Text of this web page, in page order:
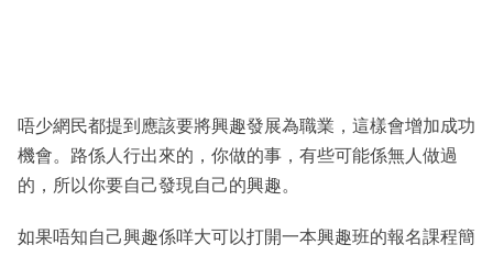
唔少網民都提到應該要將興趣發展為職業，這樣會增加成功
機會。路係人行出來的，你做的事，有些可能係無人做過
的，所以你要自己發現自己的興趣。
如果唔知自己興趣係咩大可以打開一本興趣班的報名課程簡